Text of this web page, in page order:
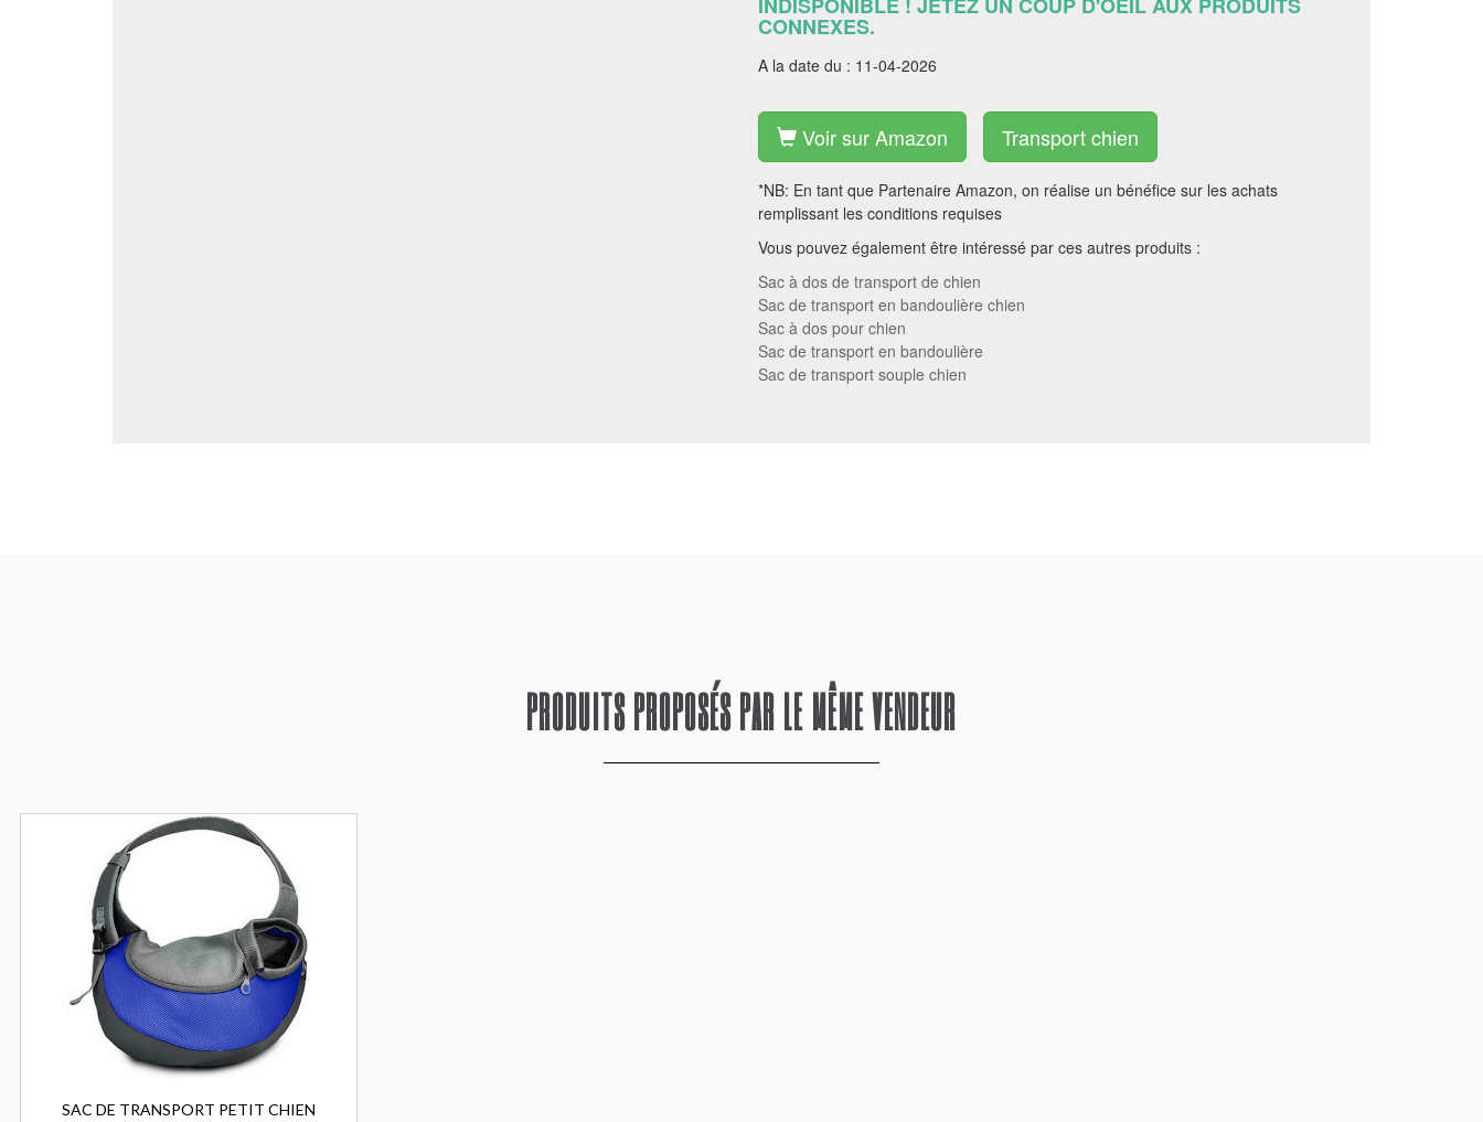
CONNEXES.
A la date du : 11-04-2026
Voir sur Amazon Transport chien
*NB: En tant que Partenaire Amazon, on réalise un bénéfice sur les achats
remplissant les conditions requises
Vous pouvez également être intéressé par ces autres produits :
Sac à dos de transport de chien
Sac de transport en bandoulière chien
Sac à dos pour chien
Sac de transport en bandoulière
Sac de transport souple chien
PRODUITS PROPOSÉS PAR LE MÊME VENDEUR
SAC DE TRANSPORT PETIT CHIEN